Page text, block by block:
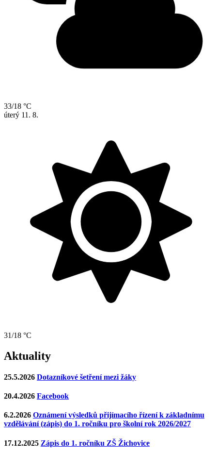
33/18 °C
úterý 11. 8.
31/18 °C
Aktuality
25.5.2026 Dotazníkové šetření mezi žáky
20.4.2026 Facebook
6.2.2026 Oznámení výsledků přijímacího řízení k základnímu
vzdělávání (zápis) do 1. ročníku pro školní rok 2026/2027
17.12.2025 Zápis do 1. ročníku ZŠ Žichovice